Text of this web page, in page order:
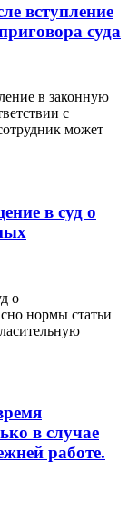
вступление
суда
в законную
с
может
в суд о
о
нормы статьи
в случае
работе.